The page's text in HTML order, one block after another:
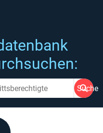
Suche